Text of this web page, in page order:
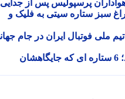
پرسپولیس پس از جدایی
سبز ستاره سیتی به فلیک و
فوتبال ایران در جام جهانی
ترکیب رؤیایی رئال را چید؛ 6 ستاره ای که جایگاهشان